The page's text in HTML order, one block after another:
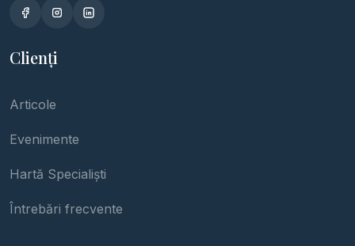
Clienți
Articole
Evenimente
Hartă Specialiști
Întrebări frecvente